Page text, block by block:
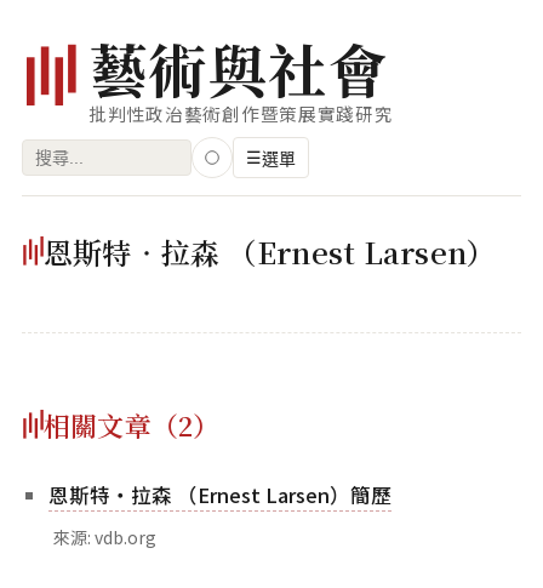
藝術與社會
批判性政治藝術創作暨策展實踐研究
搜
鍵
☰選單
索引
標籤雲
相關網站
恩斯特‧拉森 （Ernest Larsen）
相關文章（2）
恩斯特‧拉森 （Ernest Larsen）簡歷
來源: vdb.org